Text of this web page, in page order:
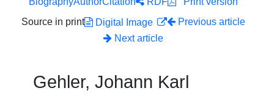
Source in print
Digital Image
Previous article
Next article
Gehler, Johann Karl